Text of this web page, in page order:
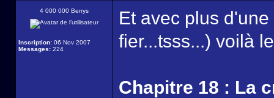
4 000 000 Berrys
Inscription: 06 Nov 2007
Messages: 224
Et avec plus
fier...tsss...) voilà
Chapitre 18 : La